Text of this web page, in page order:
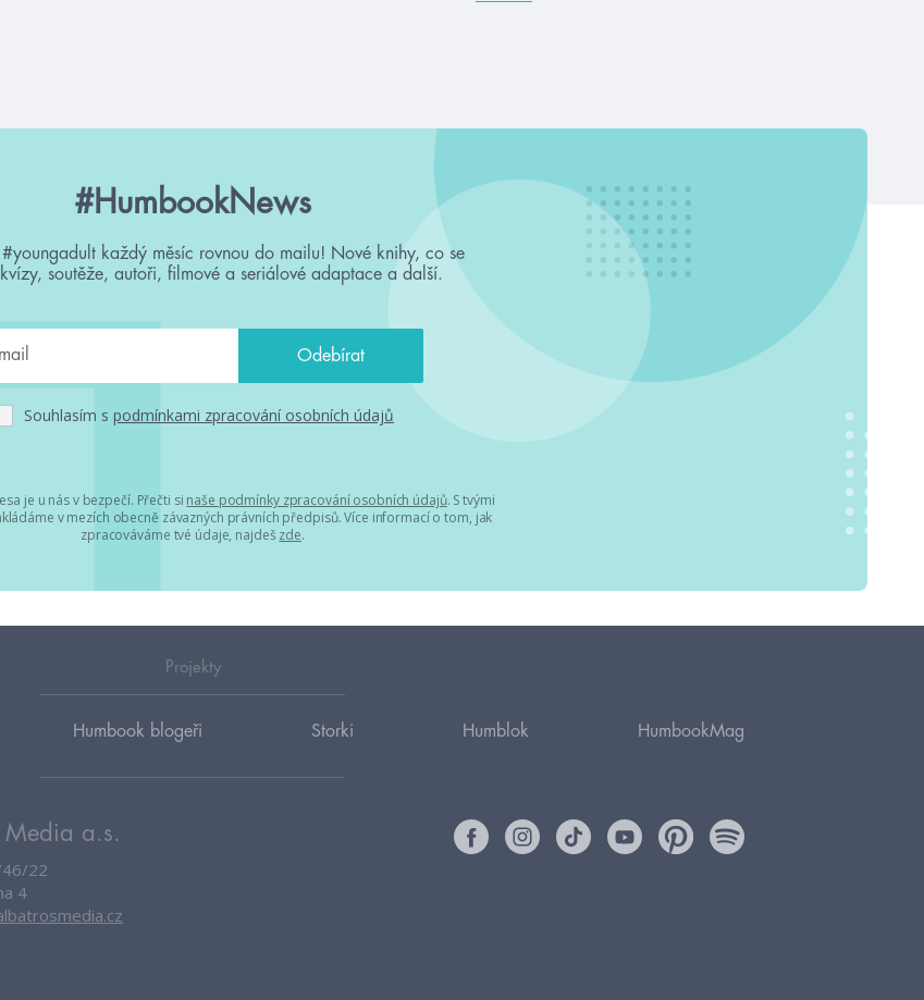
#HumbookNews
#youngadult každý měsíc rovnou do mailu! Nové knihy, co se
soutěže, autoři, filmové a seriálové adaptace a další.
Souhlasím s podmínkami zpracování osobních údajů
je u nás v bezpečí. Přečti si naše podmínky zpracování osobních údajů. S tvými
v mezích obecně závazných právních předpisů. Více informací o tom, jak
zpracováváme tvé údaje, najdeš zde.
Projekty
Humbook blogeři Storki Humblok HumbookMag
Media a.s.
22
4